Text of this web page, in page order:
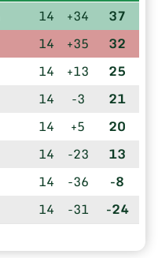
14 +34 37
14 +35 32
14 +13 25
14 -3 21
14 +5 20
14 -23 13
14 -36 -8
14 -31 -24